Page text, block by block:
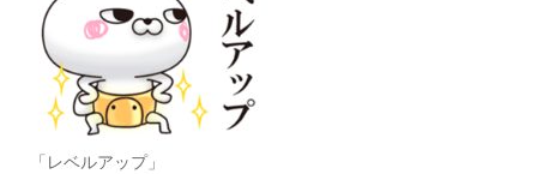
「レベルアップ」